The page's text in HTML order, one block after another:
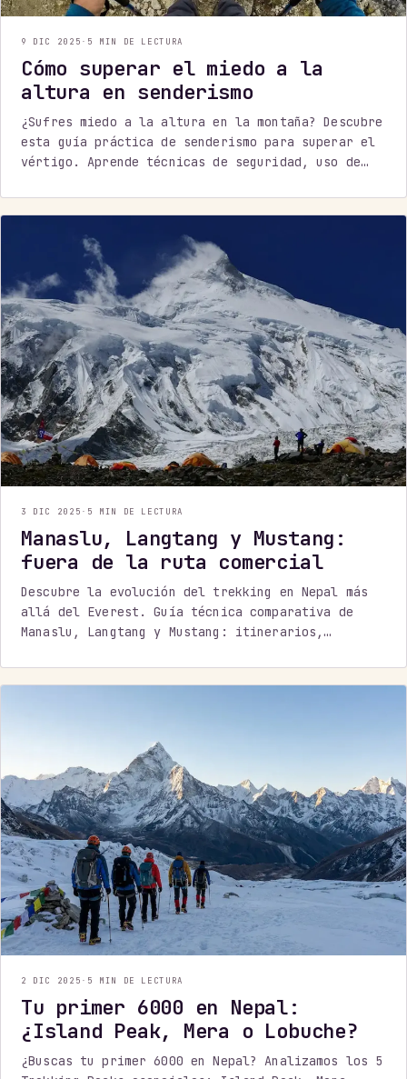
9 DIC 2025 · 5 MIN DE LECTURA
Cómo superar el miedo a la
altura en senderismo
¿Sufres miedo a la altura en la montaña? Descubre
esta guía práctica de senderismo para superar el
vértigo. Aprende técnicas de seguridad, uso de
la ruta sin bloqueos.
3 DIC 2025 · 5 MIN DE LECTURA
Manaslu, Langtang y Mustang:
fuera de la ruta comercial
Descubre la evolución del trekking en Nepal más
allá del Everest. Guía técnica comparativa de
Manaslu, Langtang y Mustang: itinerarios,
2 DIC 2025 · 5 MIN DE LECTURA
Tu primer 6000 en Nepal:
¿Island Peak, Mera o Lobuche?
¿Buscas tu primer 6000 en Nepal? Analizamos los 5